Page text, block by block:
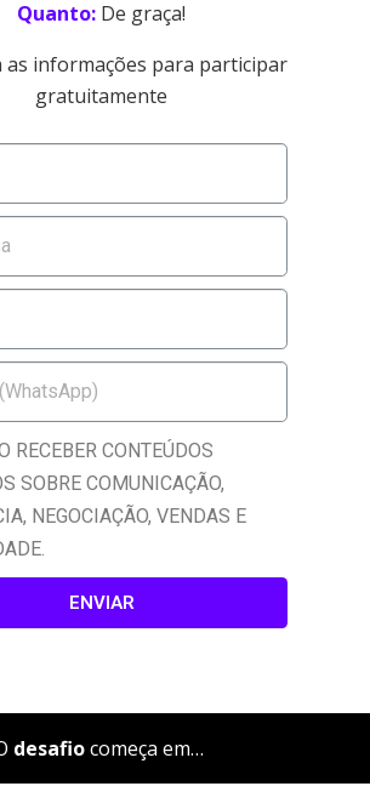
Quanto: De graça!
as informações para participar
gratuitamente
RECEBER CONTEÚDOS
SOBRE COMUNICAÇÃO,
NEGOCIAÇÃO, VENDAS E
ENVIAR
desafiocomeça em…